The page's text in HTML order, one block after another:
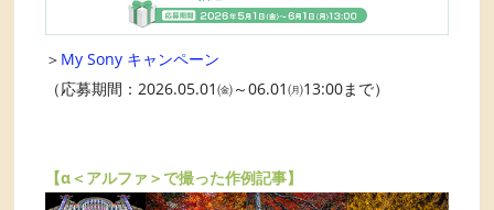
＞ My Sony キャンペーン
（応募期間：2026.05.01㈮～06.01㈪13:00まで）
【α＜アルファ＞で撮った作例記事】